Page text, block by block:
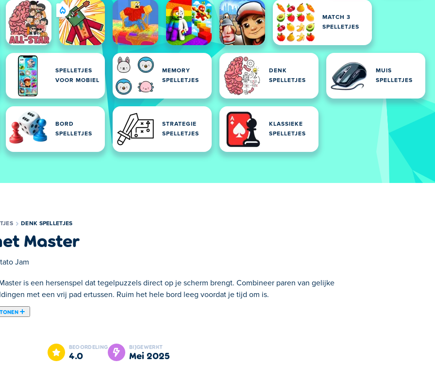
MATCH 3
SPELLETJES
SPELLETJES
VOOR MOBIEL
MEMORY
SPELLETJES
DENK
SPELLETJES
MUIS
SPELLETJES
BORD
SPELLETJES
STRATEGIE
SPELLETJES
KLASSIEKE
SPELLETJES
DENK SPELLETJES
Master
Jam
is een hersenspel dat tegelpuzzels direct op je scherm brengt. Combineer paren van gelijke
met een vrij pad ertussen. Ruim het hele bord leeg voordat je tijd om is.
puzzelspel Onet Paradise. Zoek twee identieke tegels en verbind ze met drie of minder rechte lijnen!
weg te helpen. Word jij de echte Onet Master?
BEOORDELING
4.0
BIJGEWERKT
mei 2025